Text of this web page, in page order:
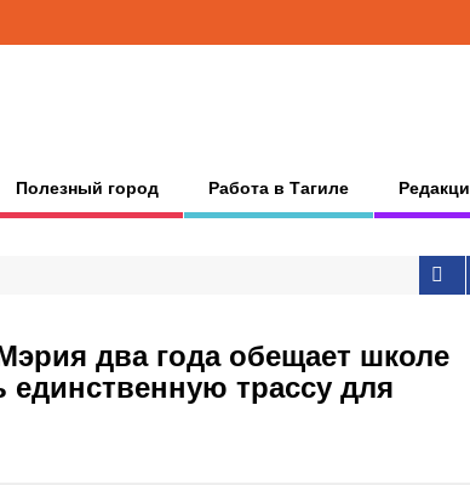
Полезный город Работа в Тагиле
два года обещает школе
единственную трассу для